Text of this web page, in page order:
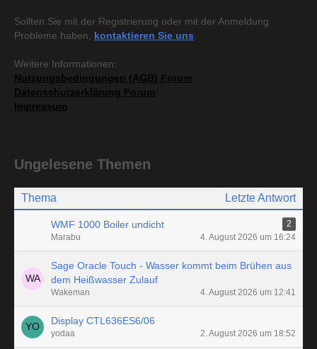
Sollten Sie mit der Registrierung oder mit der Anmeldung
Probleme haben, kontaktieren Sie uns
Weitere Informationen:
Nutzungsbedingungen (AGB) Forum
Datenschutzerklärung Forum
Impressum
Ungelesene Themen
Thema Letzte Antwort
WMF 1000 Boiler undicht
2
Marabu
4. August 2026 um 16:24
Sage Oracle Touch - Wasser kommt beim Brühen aus
dem Heißwasser Zulauf
Wakeman 4. August 2026 um 12:41
Display CTL636ES6/06
yodaa 2. August 2026 um 18:52